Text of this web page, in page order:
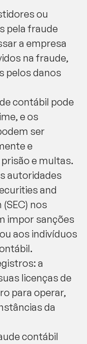
ou
pela fraude
a empresa
na fraude,
pelos danos
contábil pode
e os
ser
e
e multas.
autoridades
and
nos
impor sanções
aos indivíduos
a
licenças de
para operar,
da
contábil